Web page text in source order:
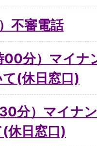
不審電話
00分）マイ
(休日窓口)
30分）マイナ
休日窓口)